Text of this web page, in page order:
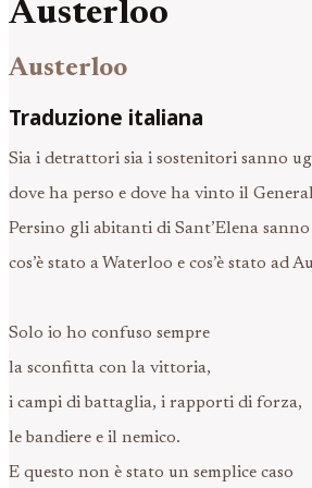
Austerloo
Austerloo
Traduzione italiana
Sia i detrattori sia i sostenitori sanno
dove ha perso e dove ha vinto il
Persino gli abitanti di Sant’Elena
cos’è stato a Waterloo e cos’è stato ad
Solo io ho confuso sempre
la sconfitta con la vittoria,
i campi di battaglia, i rapporti di forza,
le bandiere e il nemico.
E questo non è stato un semplice caso